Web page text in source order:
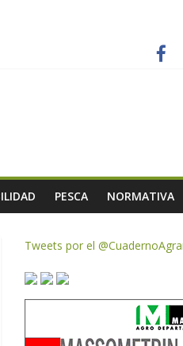
la seguridad y la transparencia
meteorológicas y la
remanentes disponibles
PESCA NORMATIVA
Tweets por el